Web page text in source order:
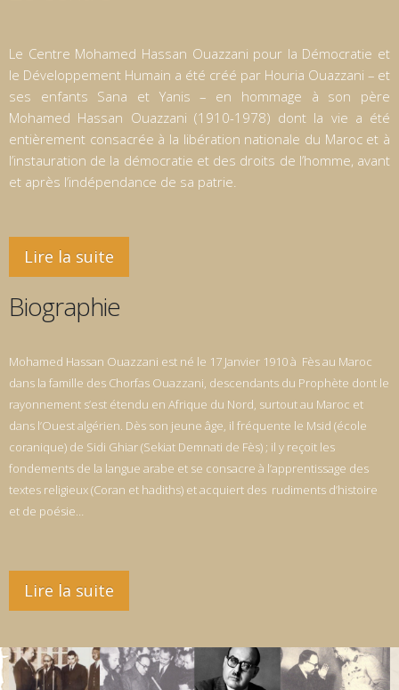
Le Centre Mohamed Hassan Ouazzani pour la Démocratie et
le Développement Humain a été créé par Houria Ouazzani – et
ses enfants Sana et Yanis – en hommage à son père
Mohamed Hassan Ouazzani (1910-1978) dont la vie a été
entièrement consacrée à la libération nationale du Maroc et à
l’instauration de la démocratie et des droits de l’homme, avant
et après l’indépendance de sa patrie.
Lire la suite
Biographie
Mohamed Hassan Ouazzani est né le 17 Janvier 1910 à Fès au Maroc
dans la famille des Chorfas Ouazzani, descendants du Prophète dont le
rayonnement s’est étendu en Afrique du Nord, surtout au Maroc et
dans l’Ouest algérien. Dès son jeune âge, il fréquente le Msid (école
coranique) de Sidi Ghiar (Sekiat Demnati de Fès) ; il y reçoit les
fondements de la langue arabe et se consacre à l’apprentissage des
textes religieux (Coran et hadiths) et acquiert des rudiments d’histoire
et de poésie…
Lire la suite